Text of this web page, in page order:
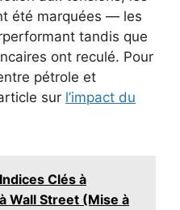
été marquées — les
tandis que
ont reculé. Pour
pétrole et
sur l’impact du
Clés à
Wall Street (Mise à